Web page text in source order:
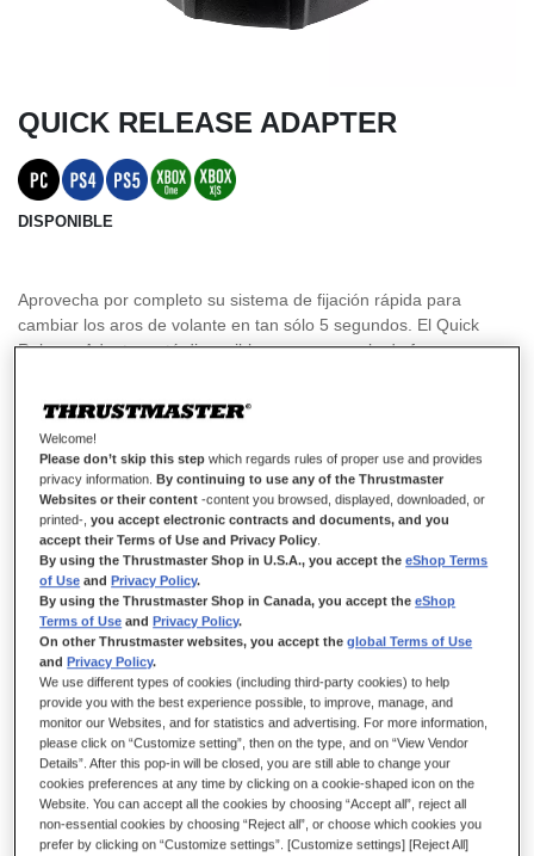
QUICK RELEASE ADAPTER
DISPONIBLE
Aprovecha por completo su sistema de fijación rápida para
cambiar los aros de volante en tan sólo 5 segundos. El Quick
Release Adapter está disponible para comprarlo de forma
aros de volante de Thrustmaster con este nuevo sistema de
fijación, y que puedan cambiar los aros de volante de manera
increíblemente rápida mientras juegan.
Compatible con Base T598 Direct Axial Drive + T818 Direct Drive
Base (se vende por separado)
Lista de aros de volante de Thrustmaster compatibles disponible
en elsitio web de soporte de Thrustmaster
34,99 €
AÑADIR AL CARRITO
Welcome!
Please don’t skip this step which regards rules of proper use and provides
privacy information. By continuing to use any of the Thrustmaster
Websites or their content -content you browsed, displayed, downloaded, or
printed-,you accept electronic contracts and documents, and you
accept their Terms of Use and Privacy Policy
By using the Thrustmaster Shop in U.S.A., you accept theeShop Terms
of Use and Privacy Policy.
By using the Thrustmaster Shop in Canada, you accept theeShop
Terms of Use and Privacy Policy.
On other Thrustmaster websites, you accept theglobal Terms of Use
and Privacy Policy.
We use different types of cookies (including third-party cookies) to help
provide you with the best experience possible, to improve, manage, and
monitor our Websites, and for statistics and advertising. For more information,
please click on “Customize setting”, then on the type, and on “View Vendor
Details”. After this pop-in will be closed, you are still able to change your
cookies preferences at any time by clicking on a cookie-shaped icon on the
Website. You can accept all the cookies by choosing “Accept all”, reject all
non-essential cookies by choosing “Reject all”, or choose which cookies you
prefer by clicking on “Customize settings”. [Customize settings] [Reject All]